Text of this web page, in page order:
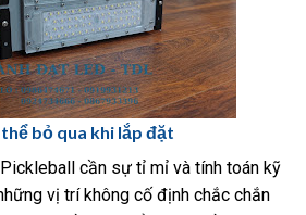
bỏ qua khi lắp đặt
cần sự tỉ mỉ và tính toán kỹ
vị trí không cố định chắc chắn